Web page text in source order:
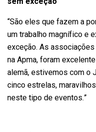
“São eles que fazem a
um trabalho magnífico e
exceção. As
na Apma, foram
alemã, estivemos com o
cinco estrelas,
neste tipo de eventos.”